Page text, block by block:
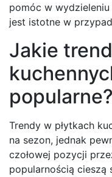
pomóc w
jest istotne w
Jakie
popularne?
Trendy w płytkach
na sezon, jednak
czołowej pozycji
popularnością cieszą